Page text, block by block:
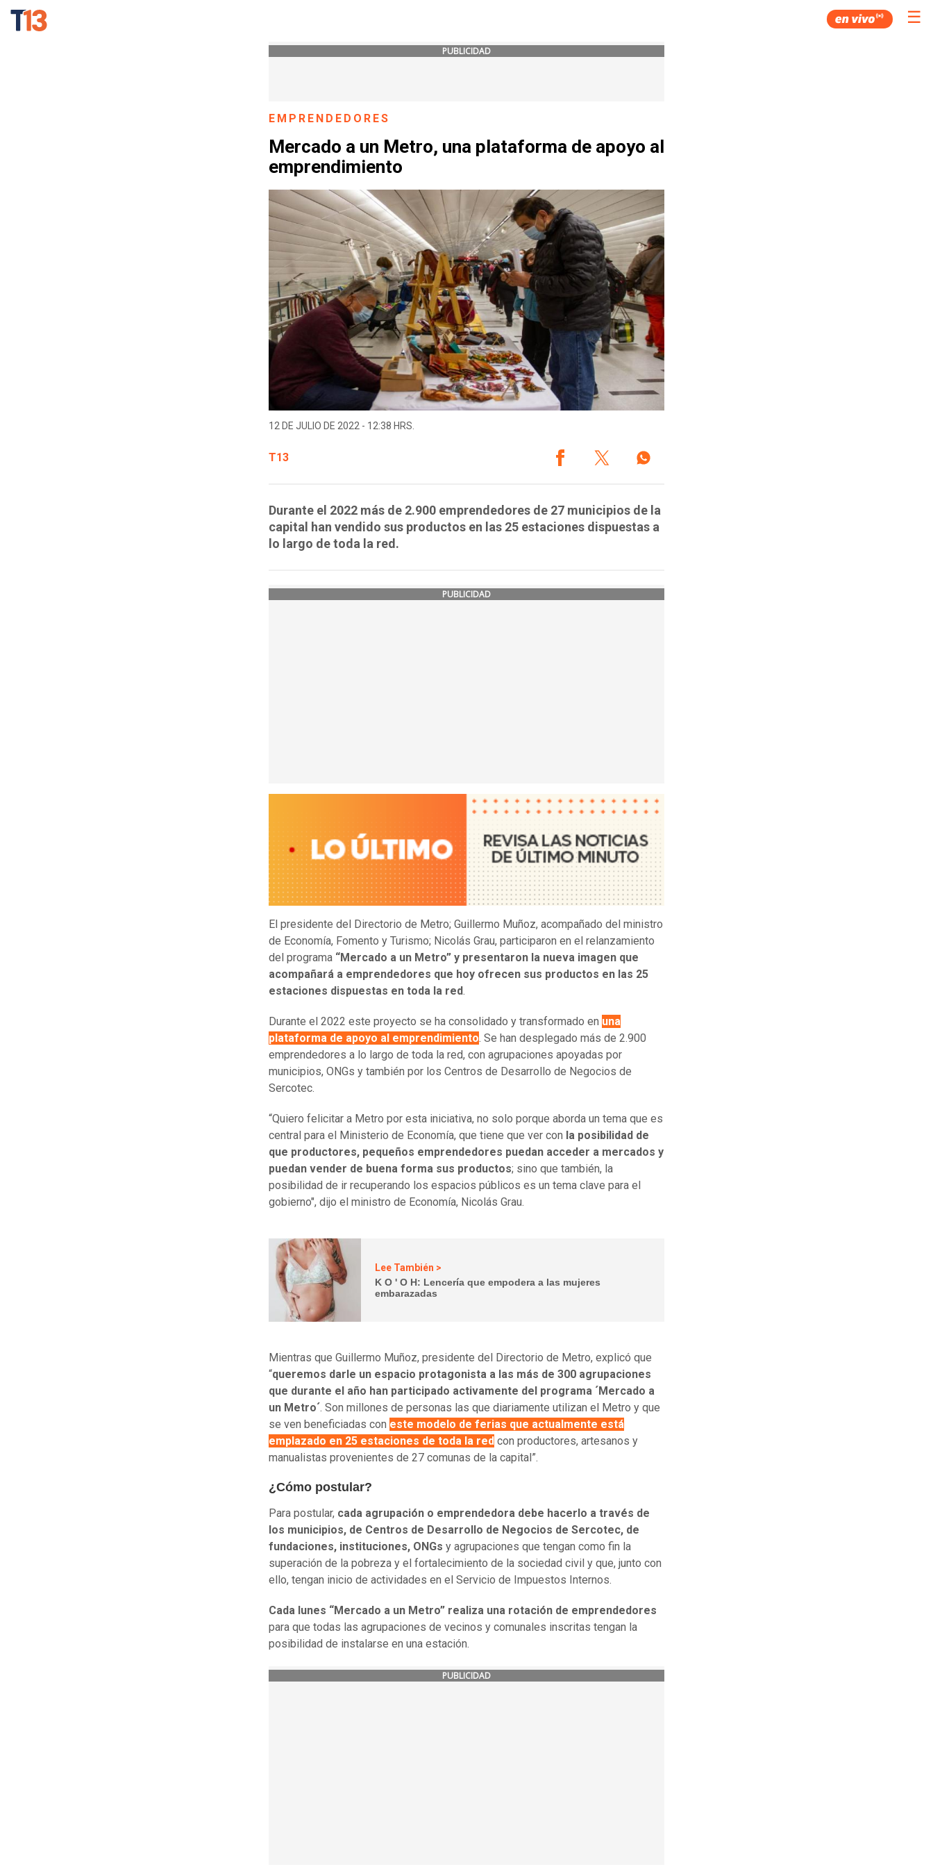
☰
PUBLICIDAD
EMPRENDEDORES
Mercado a un Metro, una plataforma de apoyo al
emprendimiento
12 DE JULIO DE 2022 - 12:38 HRS.
T13
Durante el 2022 más de 2.900 emprendedores de 27 municipios de la
capital han vendido sus productos en las 25 estaciones dispuestas a
lo largo de toda la red.
PUBLICIDAD
El presidente del Directorio de Metro; Guillermo Muñoz, acompañado del ministro
de Economía, Fomento y Turismo; Nicolás Grau, participaron en el relanzamiento
del programa “Mercado a un Metro” y presentaron la nueva imagen que
acompañará a emprendedores que hoy ofrecen sus productos en las 25
estaciones dispuestas en toda la red.
Durante el 2022 este proyecto se ha consolidado y transformado en una
plataforma de apoyo al emprendimiento. Se han desplegado más de 2.900
emprendedores a lo largo de toda la red, con agrupaciones apoyadas por
municipios, ONGs y también por los Centros de Desarrollo de Negocios de
Sercotec.
“Quiero felicitar a Metro por esta iniciativa, no solo porque aborda un tema que es
central para el Ministerio de Economía, que tiene que ver con la posibilidad de
que productores, pequeños emprendedores puedan acceder a mercados y
puedan vender de buena forma sus productos; sino que también, la
posibilidad de ir recuperando los espacios públicos es un tema clave para el
gobierno", dijo el ministro de Economía, Nicolás Grau.
Lee También >
K O ' O H: Lencería que empodera a las mujeres
embarazadas
Mientras que Guillermo Muñoz, presidente del Directorio de Metro, explicó que
“queremos darle un espacio protagonista a las más de 300 agrupaciones
que durante el año han participado activamente del programa ´Mercado a
un Metro´. Son millones de personas las que diariamente utilizan el Metro y que
se ven beneficiadas con este modelo de ferias que actualmente está
emplazado en 25 estaciones de toda la red con productores, artesanos y
manualistas provenientes de 27 comunas de la capital”.
¿Cómo postular?
Para postular, cada agrupación o emprendedora debe hacerlo a través de
los municipios, de Centros de Desarrollo de Negocios de Sercotec, de
fundaciones, instituciones, ONGs y agrupaciones que tengan como fin la
superación de la pobreza y el fortalecimiento de la sociedad civil y que, junto con
ello, tengan inicio de actividades en el Servicio de Impuestos Internos.
Cada lunes “Mercado a un Metro” realiza una rotación de emprendedores
para que todas las agrupaciones de vecinos y comunales inscritas tengan la
posibilidad de instalarse en una estación.
PUBLICIDAD